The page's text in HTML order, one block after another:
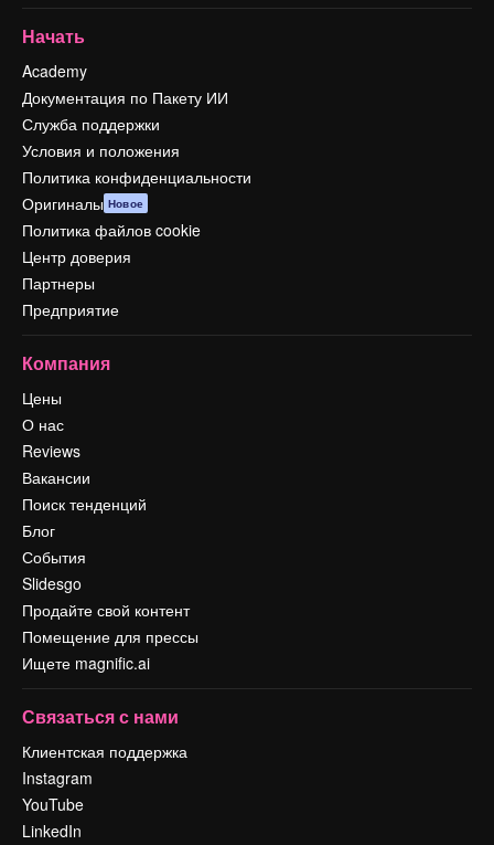
Начать
Academy
Документация по Пакету ИИ
Служба поддержки
Условия и положения
Политика конфиденциальности
Оригиналы Новое
Политика файлов cookie
Центр доверия
Партнеры
Предприятие
Компания
Цены
О нас
Reviews
Вакансии
Поиск тенденций
Блог
События
Slidesgo
Продайте свой контент
Помещение для прессы
Ищете magnific.ai
Связаться с нами
Клиентская поддержка
Instagram
YouTube
LinkedIn